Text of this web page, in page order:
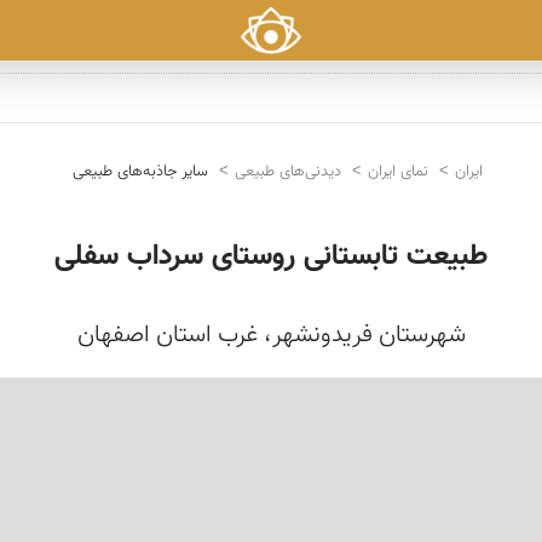
ایران نمای ایران دیدنی‌های طبیعی سایر جاذبه‌های طبیعی
طبیعت تابستانی روستای سرداب سفلی
شهرستان فریدونشهر، غرب استان اصفهان